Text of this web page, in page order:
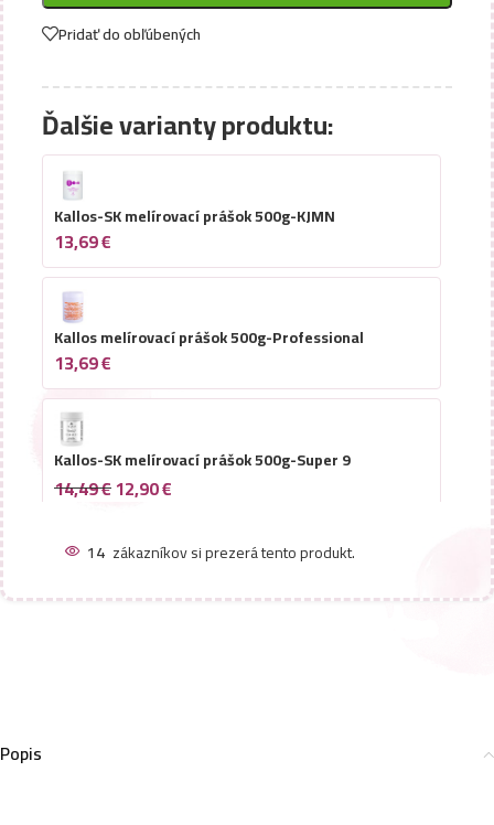
Pridať do obľúbených
Ďalšie varianty produktu:
Kallos-SK melírovací prášok 500g-KJMN
13,69€
Kallos melírovací prášok 500g-Professional
13,69€
Kallos-SK melírovací prášok 500g-Super 9
14,49€12,90€
14 zákazníkov si prezerá tento produkt.
Popis